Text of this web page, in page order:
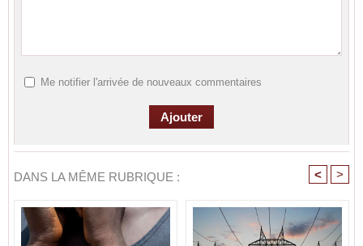
Me notifier l'arrivée de nouveaux commentaires
DANS LA MÊME RUBRIQUE : < >